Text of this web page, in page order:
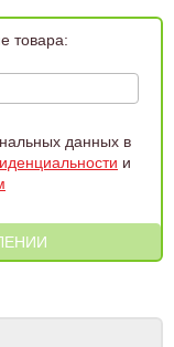
товара:
данных в
и